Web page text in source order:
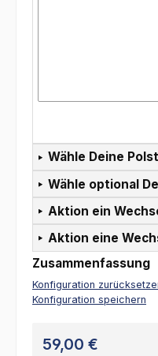
Wähle Deine
Wähle optional
Aktion ein
Aktion eine
Zusammenfassung
Konfiguration
Konfiguration speichern
59,00 €